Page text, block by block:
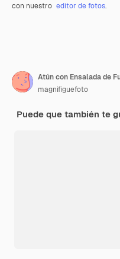
con nuestro editor de fotos.
Atún con Ensalada de
magnifiguefoto
Puede que también te